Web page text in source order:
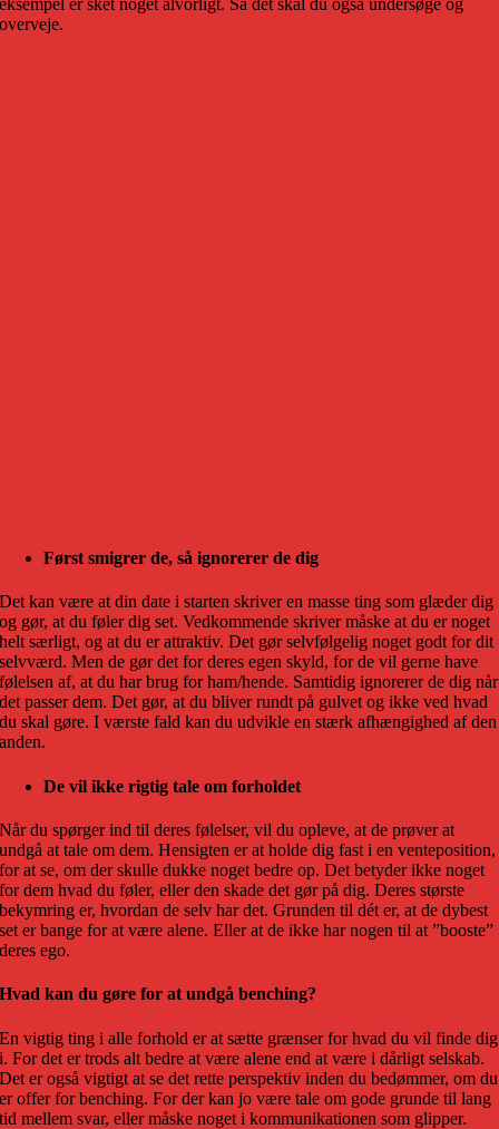
eksempel er sket noget alvorligt. Så det skal du også undersøge og
overveje.
Først smigrer de, så ignorerer de dig
Det kan være at din date i starten skriver en masse ting som glæder dig
og gør, at du føler dig set. Vedkommende skriver måske at du er noget
helt særligt, og at du er attraktiv. Det gør selvfølgelig noget godt for dit
selvværd. Men de gør det for deres egen skyld, for de vil gerne have
følelsen af, at du har brug for ham/hende. Samtidig ignorerer de dig når
det passer dem. Det gør, at du bliver rundt på gulvet og ikke ved hvad
du skal gøre. I værste fald kan du udvikle en stærk afhængighed af den
anden.
De vil ikke rigtig tale om forholdet
Når du spørger ind til deres følelser, vil du opleve, at de prøver at
undgå at tale om dem. Hensigten er at holde dig fast i en venteposition,
for at se, om der skulle dukke noget bedre op. Det betyder ikke noget
for dem hvad du føler, eller den skade det gør på dig. Deres største
bekymring er, hvordan de selv har det. Grunden til dét er, at de dybest
set er bange for at være alene. Eller at de ikke har nogen til at ”booste”
deres ego.
Hvad kan du gøre for at undgå benching?
En vigtig ting i alle forhold er at sætte grænser for hvad du vil finde dig
i. For det er trods alt bedre at være alene end at være i dårligt selskab.
Det er også vigtigt at se det rette perspektiv inden du bedømmer, om du
er offer for benching. For der kan jo være tale om gode grunde til lang
tid mellem svar, eller måske noget i kommunikationen som glipper.